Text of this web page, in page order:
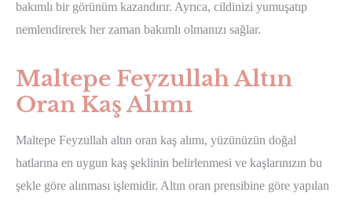
bakımlı bir görünüm kazandırır. Ayrıca, cildinizi yumuşatıp
nemlendirerek her zaman bakımlı olmanızı sağlar.
Maltepe Feyzullah Altın
Oran Kaş Alımı
Maltepe Feyzullah altın oran kaş alımı, yüzünüzün doğal
hatlarına en uygun kaş şeklinin belirlenmesi ve kaşlarınızın bu
şekle göre alınması işlemidir. Altın oran prensibine göre yapılan